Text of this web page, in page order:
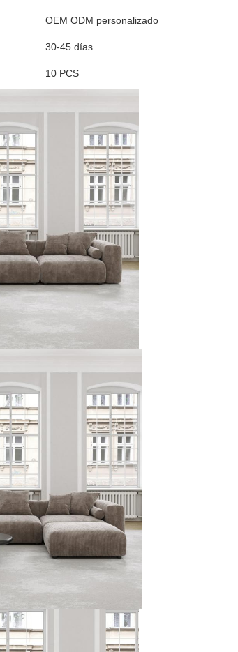
OEM ODM personalizado
30-45 días
10 PCS